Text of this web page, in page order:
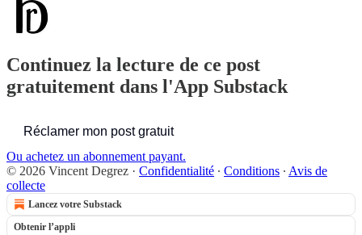
Continuez la lecture de ce post
gratuitement dans l'App Substack
Réclamer mon post gratuit
Ou achetez un abonnement payant.
© 2026 Vincent Degrez · Confidentialité ∙ Conditions ∙ Avis de
collecte
Lancez votre Substack
Obtenir l’appli